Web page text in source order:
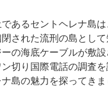
あるセントヘレナ島
された流刑の島とし
の海底ケーブルが敷
切り国際電話の調査
島の魅力を探ってきま